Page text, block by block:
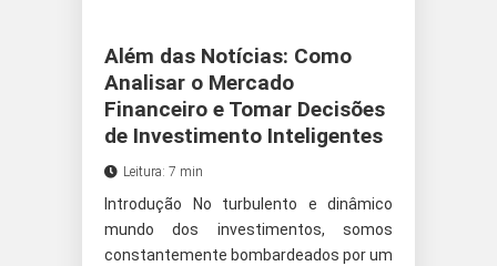
Além das Notícias: Como
Analisar o Mercado
Financeiro e Tomar Decisões
de Investimento Inteligentes
Leitura: 7 min
Introdução No turbulento e dinâmico
mundo dos investimentos, somos
constantemente bombardeados por um